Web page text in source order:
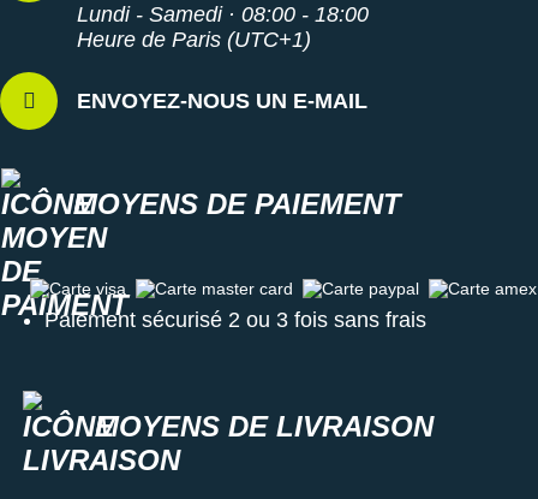
Lundi - Samedi · 08:00 - 18:00
Heure de Paris (UTC+1)
ENVOYEZ-NOUS UN E-MAIL
MOYENS DE PAIEMENT
Carte visa Carte master card Carte paypal Carte amex
Paiement sécurisé 2 ou 3 fois sans frais
MOYENS DE LIVRAISON